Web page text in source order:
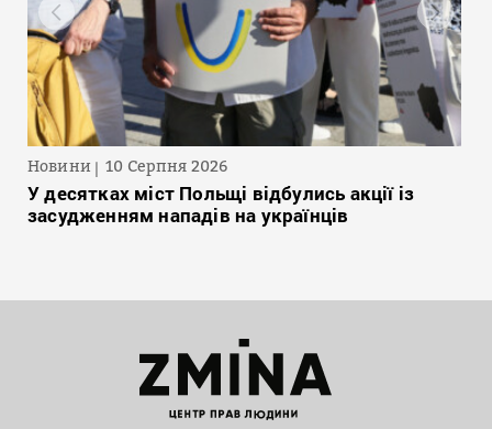
Новини 10 Серпня 2026
У десятках міст Польщі відбулись акції із
засудженням нападів на українців